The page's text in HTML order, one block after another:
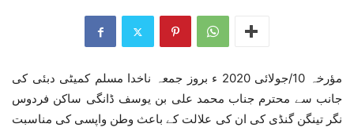
مؤرخہ 10/جولائی 2020 ء بروز جمعہ ناخدا مسلم کمیٹی دبئی کی
جانب سے محترم جناب محمد علی بن یوسف ڈانگی ساکن فردوس
نگر تینگن گنڈی کی ان کی علالت کے باعث وطن واپسی کی مناسبت